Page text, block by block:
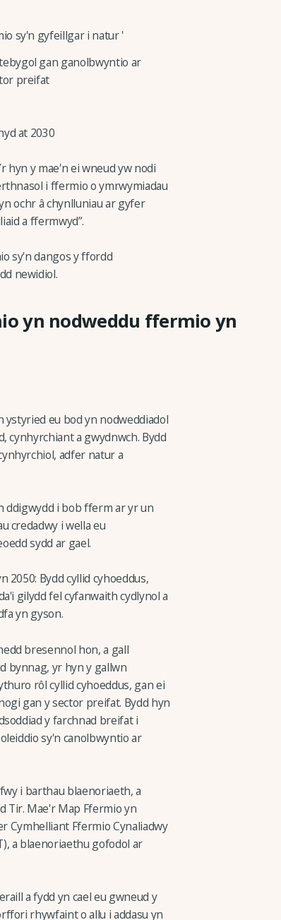
sy'n gyfeillgar i natur '
gan ganolbwyntio ar
preifat
at 2030
hyn y mae'n ei wneud yw nodi
i ffermio o ymrwymiadau
ochr â chynlluniau ar gyfer
a ffermwyd”.
sy'n dangos y ffordd
newidiol.
yn nodweddu ffermio yn
ystyried eu bod yn nodweddiadol
cynhyrchiant a gwydnwch. Bydd
adfer natur a
ddigwydd i bob fferm ar yr un
credadwy i wella eu
sydd ar gael.
Bydd cyllid cyhoeddus,
gilydd fel cyfanwaith cydlynol a
yn gyson.
bresennol hon, a gall
bynnag, yr hyn y gallwn
rôl cyllid cyhoeddus, gan ei
gan y sector preifat. Bydd hyn
y farchnad breifat i
sy'n canolbwyntio ar
i barthau blaenoriaeth, a
Tir. Mae'r Map Ffermio yn
Cymhelliant Ffermio Cynaliadwy
a blaenoriaethu gofodol ar
a fydd yn cael eu gwneud y
rhywfaint o allu i addasu yn